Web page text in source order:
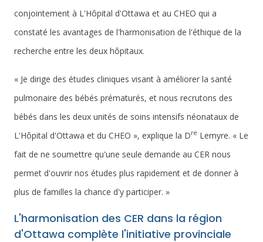
conjointement à L'Hôpital d'Ottawa et au CHEO qui a
constaté les avantages de l'harmonisation de l'éthique de la
recherche entre les deux hôpitaux.
« Je dirige des études cliniques visant à améliorer la santé
pulmonaire des bébés prématurés, et nous recrutons des
bébés dans les deux unités de soins intensifs néonataux de
L'Hôpital d'Ottawa et du CHEO », explique la Dre Lemyre. « Le
fait de ne soumettre qu'une seule demande au CER nous
permet d'ouvrir nos études plus rapidement et de donner à
plus de familles la chance d'y participer. »
L'harmonisation des CER dans la région
d'Ottawa complète l'initiative provinciale